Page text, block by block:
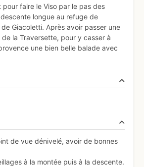
faire le Viso par le pas des
longue au refuge de
Giacoletti. Après avoir passer une
la Traversette, pour y casser à
une bien belle balade avec
de vue dénivelé, avoir de bonnes
à la montée puis à la descente.